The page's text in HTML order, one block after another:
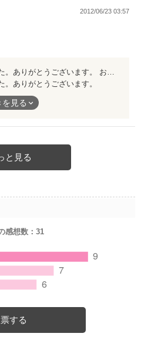
2012/06/23 03:57
楽しく読ませていただきました。ありがとうございます。 お互いの気持ちや出来事が最後まで交互に書かれていて、凄く分かりやすかったですし、読んでいて『？』と思う箇所もなくスッキリした感で読み終えられました。何の疑問も持たず読み終えられたのは、初めてかもしれないです。ありがとうございました。
ありがとうございます。
まで交互に書かれていて、凄く分
いて『？』と思う箇所もなくスッ
を見る
と見る
感想数： 31
する